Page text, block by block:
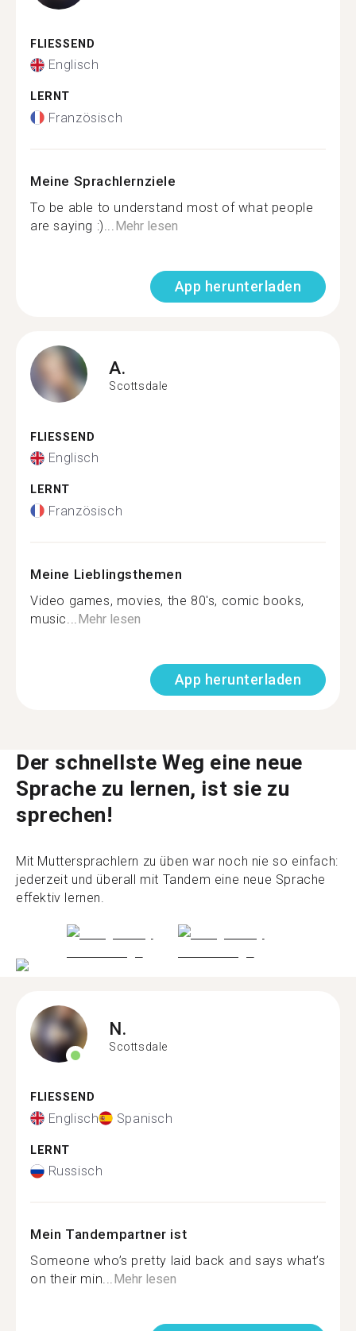
FLIESSEND
Englisch
LERNT
Französisch
Meine Sprachlernziele
To be able to understand most of what people
are saying :)... Mehr lesen
App herunterladen
A.
Scottsdale
FLIESSEND
Englisch
LERNT
Französisch
Meine Lieblingsthemen
Video games, movies, the 80's, comic books,
music... Mehr lesen
App herunterladen
Der schnellste Weg eine neue
Sprache zu lernen, ist sie zu
sprechen!
Mit Muttersprachlern zu üben war noch nie so einfach:
jederzeit und überall mit Tandem eine neue Sprache
effektiv lernen.
N.
Scottsdale
FLIESSEND
Englisch Spanisch
LERNT
Russisch
Mein Tandempartner ist
Someone who’s pretty laid back and says what’s
on their min...Mehr lesen